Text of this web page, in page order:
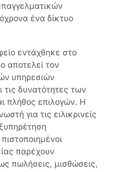
ένα δίκτυο
εντάχθηκε στο
αποτελεί τον
υπηρεσιών
τις δυνατότητες των
πλήθος επιλογών. Η
για τις ειλικρινείς
παρέχουν
πωλήσεις, μισθώσεις,